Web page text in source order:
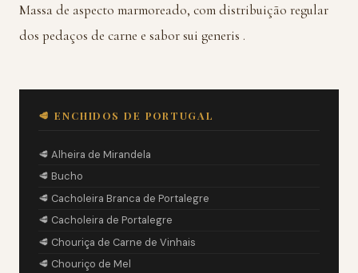
Massa de aspecto marmoreado, com distribuição regular
dos pedaços de carne e sabor sui generis .
🥩 ENCHIDOS DE PORTUGAL
🥩 Alheira de Mirandela
🥩 Bucho
🥩 Cacholeira Branca de Portalegre
🥩 Cacholeira de Portalegre
🥩 Chouriça de Carne de Vinhais
🥩 Chouriço de Mel